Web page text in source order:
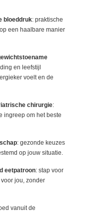
bloeddruk: praktische
een haalbare manier
en leefstijl
voelt en de
chirurgie:
ingreep om het beste
: gezonde keuzes
op jouw situatie.
eetpatroon: stap voor
jou, zonder
vanuit de